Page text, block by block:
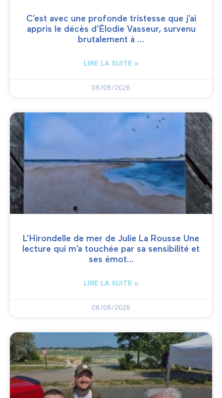
C’est avec une profonde tristesse que j’ai
appris le décès d’Élodie Vasseur, survenu
brutalement à …
LIRE LA SUITE »
08/08/2026
L’Hirondelle de mer de Julie La Rousse Une
lecture qui m’a touchée par sa sensibilité et
ses émot…
LIRE LA SUITE »
08/08/2026